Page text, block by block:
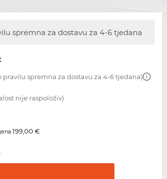
spremna za dostavuza 4-6 tjedana
pravilu spremna za dostavu za 4-6 tjedana)
nije raspoloživ)
199,00 €